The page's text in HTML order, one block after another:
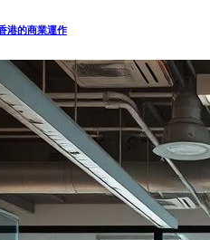
港的商業運作